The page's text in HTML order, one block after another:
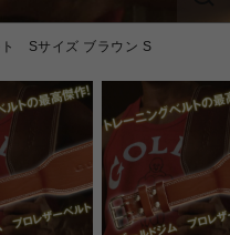
ト Sサイズ ブラウン S